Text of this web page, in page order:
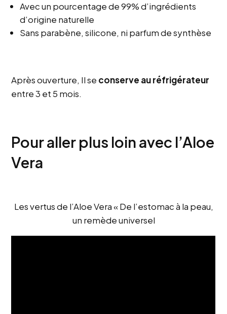
Avec un pourcentage de 99% d’ingrédients
d’origine naturelle
Sans parabène, silicone, ni parfum de synthèse
Après ouverture, Il se conserve au réfrigérateur
entre 3 et 5 mois.
Pour aller plus loin avec l’Aloe
Vera
Les vertus de l’Aloe Vera « De l’estomac à la peau,
un remède universel